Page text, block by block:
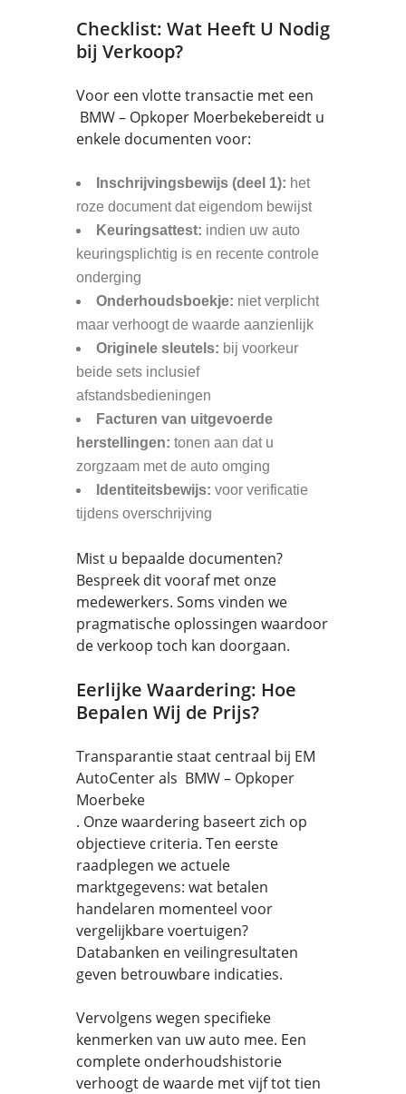
Checklist: Wat Heeft U Nodig
bij Verkoop?
Voor een vlotte transactie met een
BMW – Opkoper Moerbekebereidt u
enkele documenten voor:
Inschrijvingsbewijs (deel 1): het
roze document dat eigendom bewijst
Keuringsattest: indien uw auto
keuringsplichtig is en recente controle
onderging
Onderhoudsboekje: niet verplicht
maar verhoogt de waarde aanzienlijk
Originele sleutels: bij voorkeur
beide sets inclusief
afstandsbedieningen
Facturen van uitgevoerde
herstellingen: tonen aan dat u
zorgzaam met de auto omging
Identiteitsbewijs: voor verificatie
tijdens overschrijving
Mist u bepaalde documenten?
Bespreek dit vooraf met onze
medewerkers. Soms vinden we
pragmatische oplossingen waardoor
de verkoop toch kan doorgaan.
Eerlijke Waardering: Hoe
Bepalen Wij de Prijs?
Transparantie staat centraal bij EM
AutoCenter als BMW – Opkoper
Moerbeke
. Onze waardering baseert zich op
objectieve criteria. Ten eerste
raadplegen we actuele
marktgegevens: wat betalen
handelaren momenteel voor
vergelijkbare voertuigen?
Databanken en veilingresultaten
geven betrouwbare indicaties.
Vervolgens wegen specifieke
kenmerken van uw auto mee. Een
complete onderhoudshistorie
verhoogt de waarde met vijf tot tien